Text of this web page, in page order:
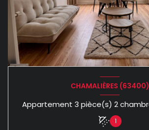
CHAMALIÈRES (63400)
1